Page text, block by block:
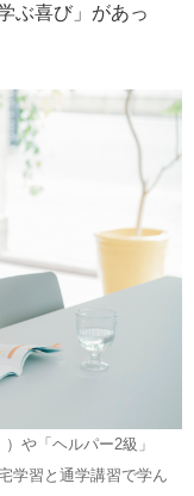
ぶ喜び」があっ
や「ヘルパー2級」
学習と通学講習で学ん